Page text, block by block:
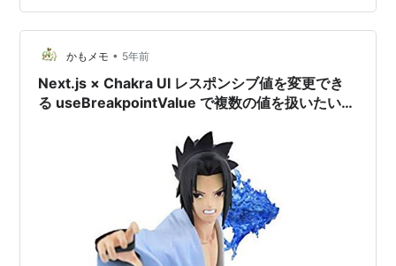
安定の予約投稿ね） 『海外で認められた日本のバンド』
と言えば？ 先達と後進 人間椅子 チャクラ BABYMET…
かもメモ • 5年前
Next.js × Chakra UI レスポンシブ値を変更でき
る useBreakpointValue で複数の値を扱いたい時